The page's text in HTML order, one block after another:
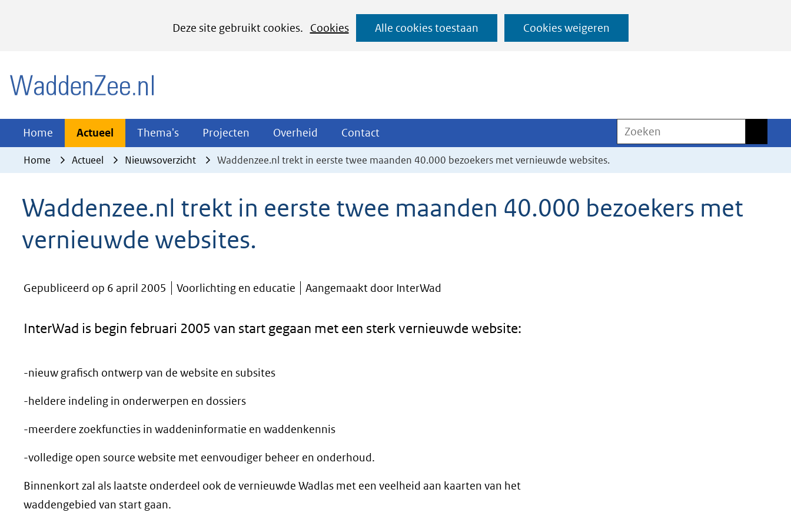
Deze site gebruikt cookies.
Cookies
het
cookies
website
worden
toegestaan
Alle cookies toestaan Cookies weigeren
Ga
naar
Home Actueel Actueel
Uitklappen
Thema's Thema's
Uitklappen
Projecten Projecten
Uitklappen
Overheid Overheid
Uitklappen
Contact
Uitklappen
Zoeken
Home Actueel Nieuwsoverzicht Waddenzee.nl trekt in eerste twee maanden 40.000 bezoekers met vernieuwde websites.
Waddenzee.nl trekt in eerste twee maanden 40.000 bezoekers met
vernieuwde websites.
Gepubliceerd op 6 april 2005 Voorlichting en educatie Aangemaakt door InterWad
InterWad is begin februari 2005 van start gegaan met een sterk vernieuwde website:
-nieuw grafisch ontwerp van de website en subsites
-heldere indeling in onderwerpen en dossiers
-meerdere zoekfuncties in waddeninformatie en waddenkennis
-volledige open source website met eenvoudiger beheer en onderhoud.
Binnenkort zal als laatste onderdeel ook de vernieuwde Wadlas met een veelheid aan kaarten van het
waddengebied van start gaan.